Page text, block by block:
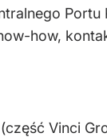
how,
(część Vinci